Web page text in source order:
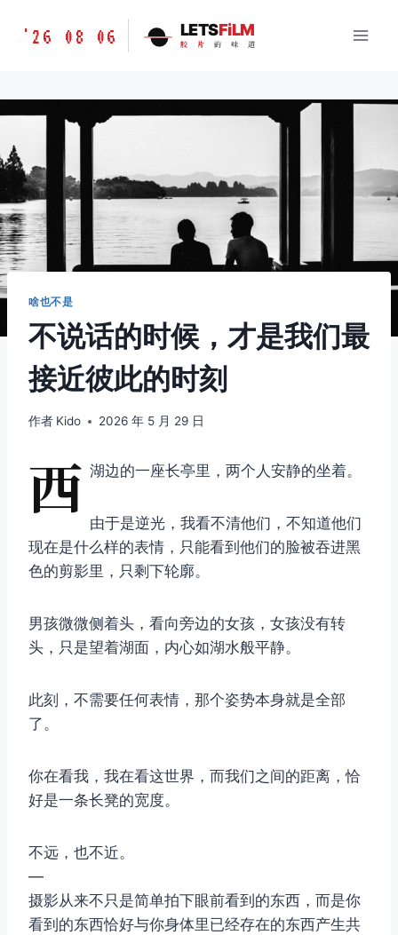
胶
味
LETSFILM
'26 08 06 LETSFiLM
胶 片 的 味 道
啥也不是
不说话的时候，才是我们最
接近彼此的时刻
作者 Kido 2026 年 5 月 29 日
西 湖边的一座长亭里，两个人安静的坐着。
由于是逆光，我看不清他们，不知道他们
现在是什么样的表情，只能看到他们的脸被吞进黑
色的剪影里，只剩下轮廓。
男孩微微侧着头，看向旁边的女孩，女孩没有转
头，只是望着湖面，内心如湖水般平静。
此刻，不需要任何表情，那个姿势本身就是全部
了。
你在看我，我在看这世界，而我们之间的距离，恰
好是一条长凳的宽度。
不远，也不近。
—
摄影从来不只是简单拍下眼前看到的东西，而是你
看到的东西恰好与你身体里已经存在的东西产生共